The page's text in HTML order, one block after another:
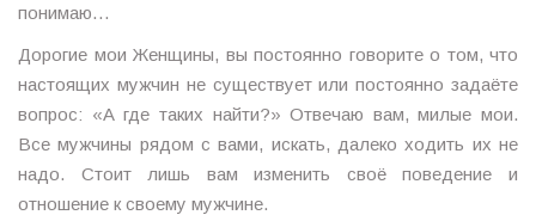
понимаю…
Дорогие мои Женщины, вы постоянно говорите о том, что
настоящих мужчин не существует или постоянно задаёте
вопрос: «А где таких найти?» Отвечаю вам, милые мои.
Все мужчины рядом с вами, искать, далеко ходить их не
надо. Стоит лишь вам изменить своё поведение и
отношение к своему мужчине.